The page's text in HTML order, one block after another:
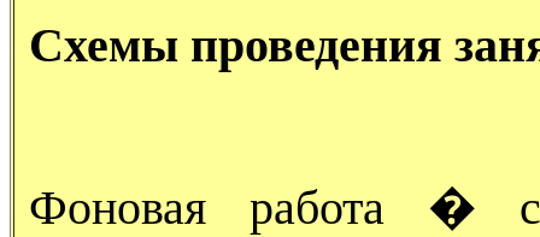
Схемы проведения
Фоновая работа �